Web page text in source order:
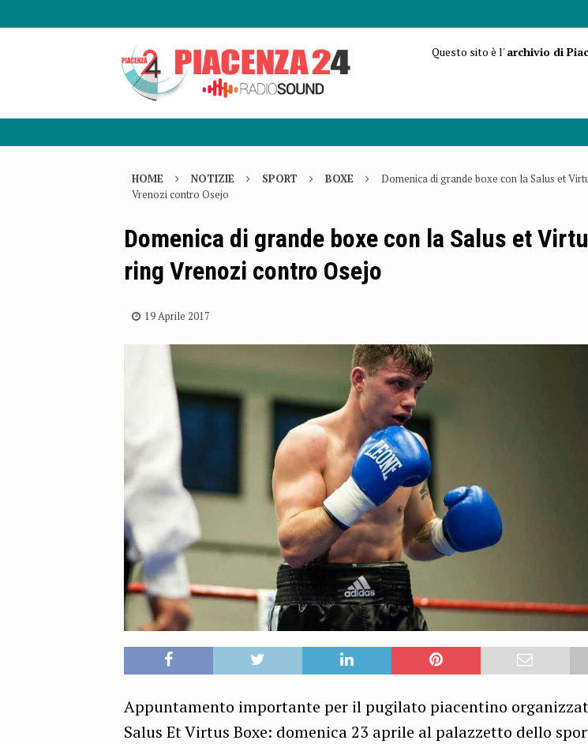
Questo sito è l'archivio di
HOME NOTIZIE SPORT BOXE
Domenica di grande boxe con la Salus et
Vrenozi contro Osejo
Domenica di grande boxe con la Salus et
ring Vrenozi contro Osejo
19 Aprile 2017
Appuntamento importante per il pugilato piacentino
Salus Et Virtus Boxe: domenica 23 aprile al palazzetto dello